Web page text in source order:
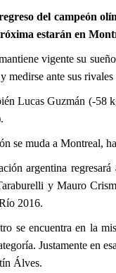
del campeón
estarán en
vigente su
medirse ante sus
Lucas Guzmán (-58
se muda a Montreal,
argentina
y Mauro
2016.
se encuentra en la
Justamente en
Álves.